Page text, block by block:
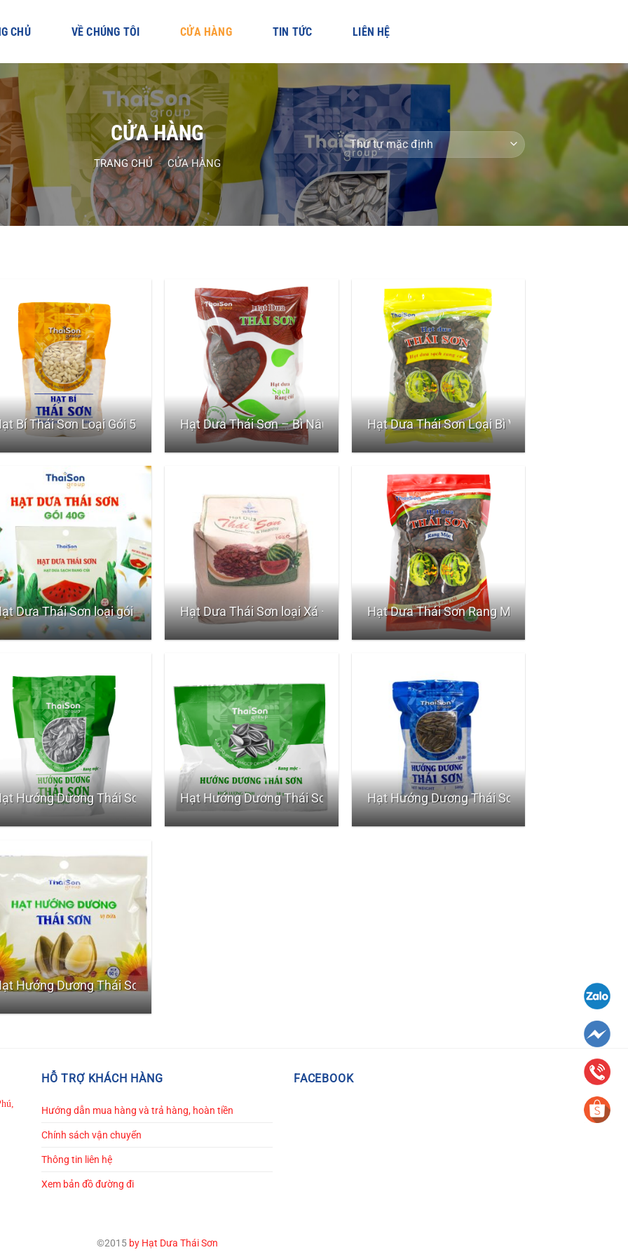
CHỦ VỀ CHÚNG TÔI CỬA HÀNG TIN TỨC LIÊN HỆ
CỬA HÀNG
TRANG CHỦ - CỬA HÀNG
Bí Thái Sơn Loại Gói 500gr Hạt Dưa Thái Sơn – Bì Nâu 900 G Hạt Dưa Thái Sơn Loại Bì Vàng 450G
Dưa Thái Sơn loại gói nhỏ 40gHạt Dưa Thái Sơn loại Xá – Bịch 10kgHạt Dưa Thái Sơn Rang Mộc- Bì zipper 450G
Hướng Dương Thái Sơn Rang Mộc – Gói 500grHạt Hướng Dương Thái Sơn Rang Mộc – Gói nhỏ 50grHạt Hướng Dương Thái Sơn Vị Dừa – Gói 500gr
Hướng Dương Thái Sơn Vị Dừa – Gói 50gr
HỖ TRỢ KHÁCH HÀNG
Hướng dẫn mua hàng và trả hàng, hoàn tiền
Chính sách vận chuyển
Thông tin liên hệ
Xem bản đồ đường đi
FACEBOOK
©2015 by Hạt Dưa Thái Sơn